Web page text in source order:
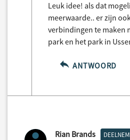
Leuk idee! als dat
meerwaarde.. er zijn
verbindingen te maken
park en het park in
ANTWOORD
Rian Brands